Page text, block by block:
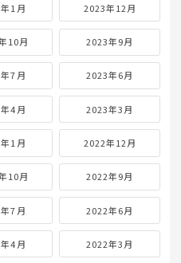
1月 2023年12月
10月 2023年9月
7月 2023年6月
4月 2023年3月
1月 2022年12月
10月 2022年9月
7月 2022年6月
4月 2022年3月